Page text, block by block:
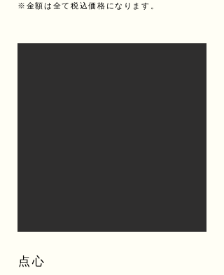
※金額は全て税込価格になります。
点心